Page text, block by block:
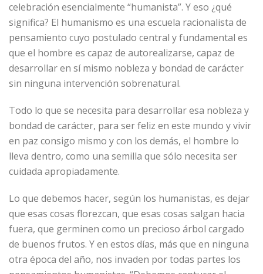
celebración esencialmente “humanista”. Y eso ¿qué
significa? El humanismo es una escuela racionalista de
pensamiento cuyo postulado central y fundamental es
que el hombre es capaz de autorealizarse, capaz de
desarrollar en sí mismo nobleza y bondad de carácter
sin ninguna intervención sobrenatural.
Todo lo que se necesita para desarrollar esa nobleza y
bondad de carácter, para ser feliz en este mundo y vivir
en paz consigo mismo y con los demás, el hombre lo
lleva dentro, como una semilla que sólo necesita ser
cuidada apropiadamente.
Lo que debemos hacer, según los humanistas, es dejar
que esas cosas florezcan, que esas cosas salgan hacia
fuera, que germinen como un precioso árbol cargado
de buenos frutos. Y en estos días, más que en ninguna
otra época del año, nos invaden por todas partes los